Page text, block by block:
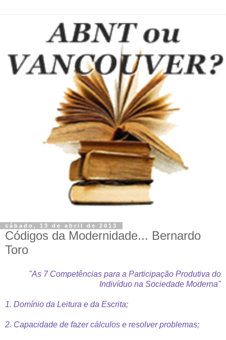
sábado, 13 de abril de 2013
Códigos da Modernidade... Bernardo
Toro
"As 7 Competências para a Participação Produtiva do
Indivíduo na Sociedade Moderna"
1. Domínio da Leitura e da Escrita;
2. Capacidade de fazer cálculos e resolver problemas;